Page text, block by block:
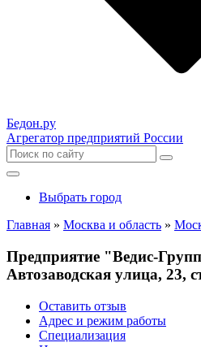
Бедон.ру
Агрегатор предприятий России
Выбрать город
Главная » Москва и область »
Предприятие "Ведис-
Автозаводская улица, 23,
Оставить отзыв
Адрес и режим работы
Специализация